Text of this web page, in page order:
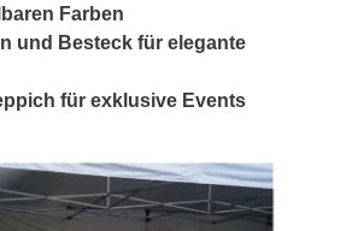
Farben
und Besteck für elegante
für exklusive Events